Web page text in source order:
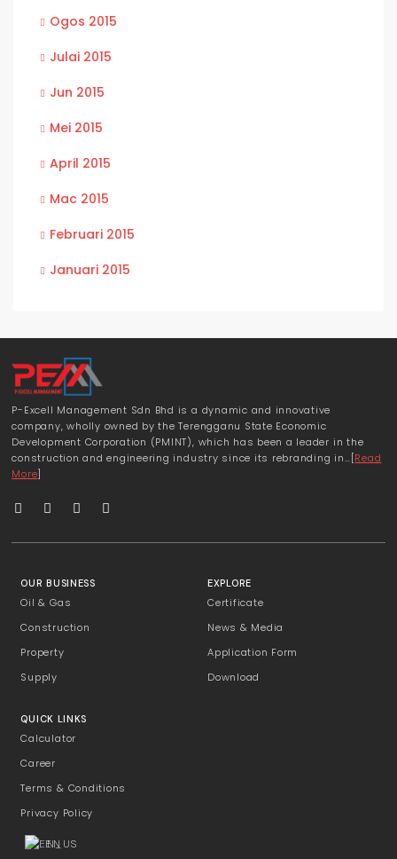
Ogos 2015
Julai 2015
Jun 2015
Mei 2015
April 2015
Mac 2015
Februari 2015
Januari 2015
P-Excell Management Sdn Bhd is a dynamic and innovative
company, wholly owned by the Terengganu State Economic
Development Corporation (PMINT), which has been a leader in the
construction and engineering industry since its rebranding in…[Read
More]
OUR BUSINESS
Oil & Gas
Construction
Property
Supply
EXPLORE
Certificate
News & Media
Application Form
Download
QUICK LINKS
Calculator
Career
Terms & Conditions
Privacy Policy
EN